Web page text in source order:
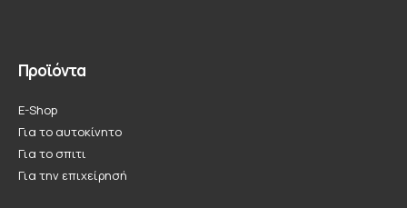
Προϊόντα
E-Shop
Για το αυτοκίνητο
Για το σπιτι
Για την επιχείρησή